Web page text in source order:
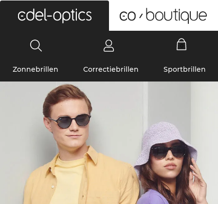
Zonnebrillen Correctiebrillen Sportbrillen
RAY-BAN ZONNEBRILLEN